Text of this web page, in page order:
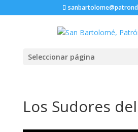
Seleccionar página
Los Sudores